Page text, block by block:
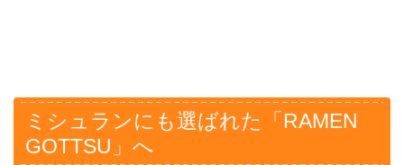
ミシュランにも選ばれた「RAMEN
GOTTSU」へ